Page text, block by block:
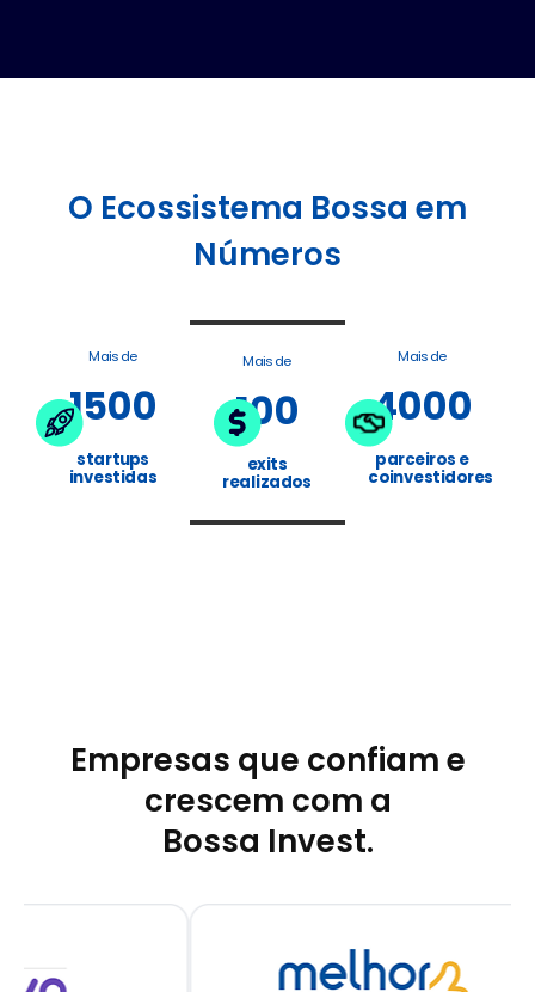
O Ecossistema Bossa em
Números
Mais de
1500
startups
investidas
Mais de
100
exits
realizados
Mais de
4000
parceiros e
coinvestidores
Empresas que confiam e
crescem com a
Bossa Invest.